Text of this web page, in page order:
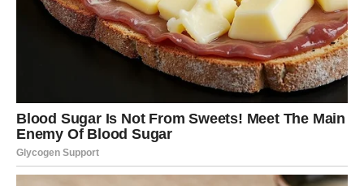
primjećuju.
Vaše ideje, planovi i snovi ponekad djeluju drugačije od
svega što vas okružuje.
Zbog toga ste često morale slušati ljude koji nisu
razumjeli vaše zamisli.
Zvijezde vam sada poručuju da prestanete tražiti